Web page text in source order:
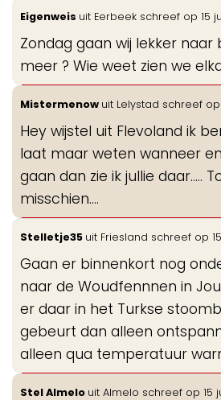
Eigenweis uit Eerbeek schreef op 15
Zondag gaan wij lekker naar
meer ? Wie weet zien we
Mistermenow uit Lelystad schreef op
Hey wijstel uit Flevoland ik
laat maar weten wanneer
gaan dan zie ik jullie daar.....
misschien....
Stelletje35 uit Friesland schreef op
Gaan er binnenkort nog
naar de Woudfennnen in
er daar in het Turkse
gebeurt dan alleen
alleen qua temperatuur
Stel Almelo uit Almelo schreef op 15